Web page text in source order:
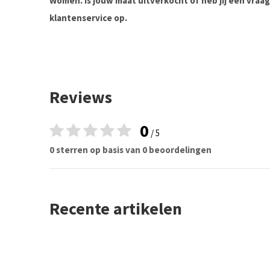
klantenservice op.
Reviews
0 / 5
0 sterren op basis van 0 beoordelingen
Recente artikelen